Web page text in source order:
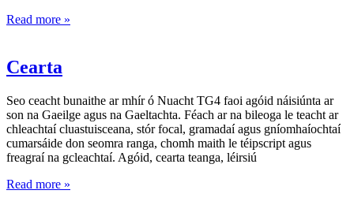
Read more »
Cearta
Seo ceacht bunaithe ar mhír ó Nuacht TG4 faoi agóid náisiúnta ar
son na Gaeilge agus na Gaeltachta. Féach ar na bileoga le teacht ar
chleachtaí cluastuisceana, stór focal, gramadaí agus gníomhaíochtaí
cumarsáide don seomra ranga, chomh maith le téipscript agus
freagraí na gcleachtaí. Agóid, cearta teanga, léirsiú
Read more »